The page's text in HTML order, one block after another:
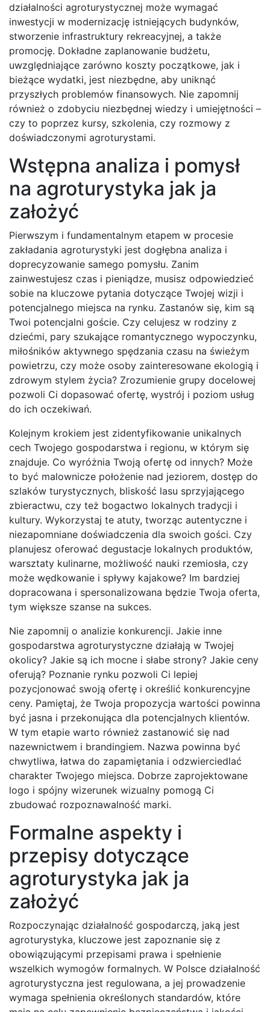
działalności agroturystycznej może wymagać
inwestycji w modernizację istniejących budynków,
stworzenie infrastruktury rekreacyjnej, a także
promocję. Dokładne zaplanowanie budżetu,
uwzględniające zarówno koszty początkowe, jak i
bieżące wydatki, jest niezbędne, aby uniknąć
przyszłych problemów finansowych. Nie zapomnij
również o zdobyciu niezbędnej wiedzy i umiejętności –
czy to poprzez kursy, szkolenia, czy rozmowy z
doświadczonymi agroturystami.
Wstępna analiza i pomysł
na agroturystyka jak ja
założyć
Pierwszym i fundamentalnym etapem w procesie
zakładania agroturystyki jest dogłębna analiza i
doprecyzowanie samego pomysłu. Zanim
zainwestujesz czas i pieniądze, musisz odpowiedzieć
sobie na kluczowe pytania dotyczące Twojej wizji i
potencjalnego miejsca na rynku. Zastanów się, kim są
Twoi potencjalni goście. Czy celujesz w rodziny z
dziećmi, pary szukające romantycznego wypoczynku,
miłośników aktywnego spędzania czasu na świeżym
powietrzu, czy może osoby zainteresowane ekologią i
zdrowym stylem życia? Zrozumienie grupy docelowej
pozwoli Ci dopasować ofertę, wystrój i poziom usług
do ich oczekiwań.
Kolejnym krokiem jest zidentyfikowanie unikalnych
cech Twojego gospodarstwa i regionu, w którym się
znajduje. Co wyróżnia Twoją ofertę od innych? Może
to być malownicze położenie nad jeziorem, dostęp do
szlaków turystycznych, bliskość lasu sprzyjającego
zbieractwu, czy też bogactwo lokalnych tradycji i
kultury. Wykorzystaj te atuty, tworząc autentyczne i
niezapomniane doświadczenia dla swoich gości. Czy
planujesz oferować degustacje lokalnych produktów,
warsztaty kulinarne, możliwość nauki rzemiosła, czy
może wędkowanie i spływy kajakowe? Im bardziej
dopracowana i spersonalizowana będzie Twoja oferta,
tym większe szanse na sukces.
Nie zapomnij o analizie konkurencji. Jakie inne
gospodarstwa agroturystyczne działają w Twojej
okolicy? Jakie są ich mocne i słabe strony? Jakie ceny
oferują? Poznanie rynku pozwoli Ci lepiej
pozycjonować swoją ofertę i określić konkurencyjne
ceny. Pamiętaj, że Twoja propozycja wartości powinna
być jasna i przekonująca dla potencjalnych klientów.
W tym etapie warto również zastanowić się nad
nazewnictwem i brandingiem. Nazwa powinna być
chwytliwa, łatwa do zapamiętania i odzwierciedlać
charakter Twojego miejsca. Dobrze zaprojektowane
logo i spójny wizerunek wizualny pomogą Ci
zbudować rozpoznawalność marki.
Formalne aspekty i
przepisy dotyczące
agroturystyka jak ja
założyć
Rozpoczynając działalność gospodarczą, jaką jest
agroturystyka, kluczowe jest zapoznanie się z
obowiązującymi przepisami prawa i spełnienie
wszelkich wymogów formalnych. W Polsce działalność
agroturystyczna jest regulowana, a jej prowadzenie
wymaga spełnienia określonych standardów, które